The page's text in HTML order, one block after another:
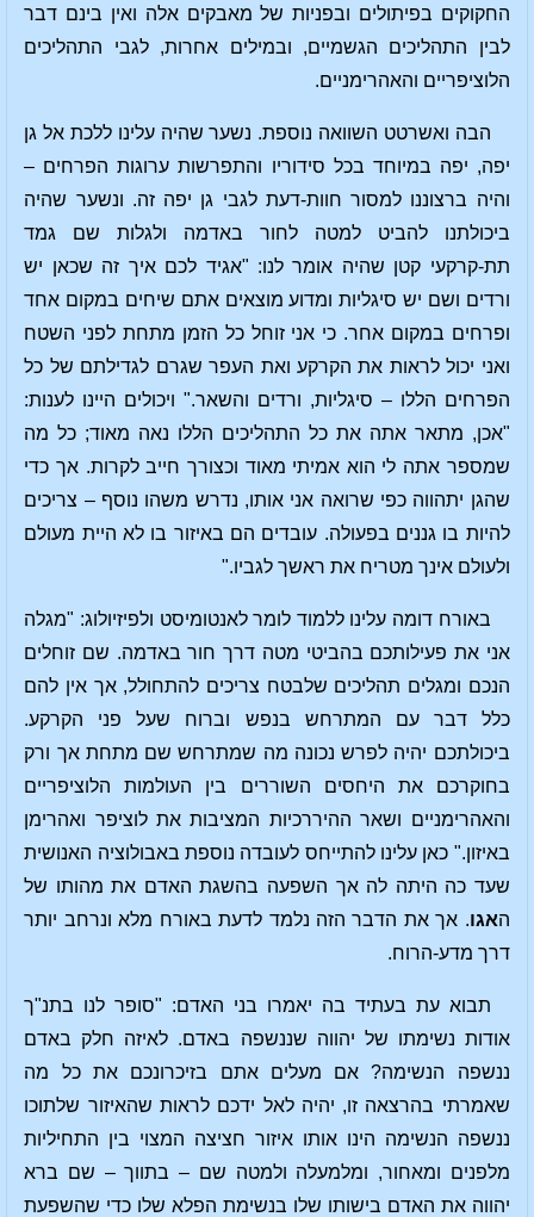
החקוקים בפיתולים ובפניות של מאבקים אלה ואין בינם דבר
לבין התהליכים הגשמיים, ובמילים אחרות, לגבי התהליכים
הלוציפריים והאהרימניים.
הבה ואשרטט השוואה נוספת. נשער שהיה עלינו ללכת אל גן
יפה, יפה במיוחד בכל סידוריו והתפרשות ערוגות הפרחים –
והיה ברצוננו למסור חוות-דעת לגבי גן יפה זה. ונשער שהיה
ביכולתנו להביט למטה לחור באדמה ולגלות שם גמד
תת-קרקעי קטן שהיה אומר לנו: "אגיד לכם איך זה שכאן יש
ורדים ושם יש סיגליות ומדוע מוצאים אתם שיחים במקום אחד
ופרחים במקום אחר. כי אני זוחל כל הזמן מתחת לפני השטח
ואני יכול לראות את הקרקע ואת העפר שגרם לגדילתם של כל
הפרחים הללו – סיגליות, ורדים והשאר." ויכולים היינו לענות:
"אכן, מתאר אתה את כל התהליכים הללו נאה מאוד; כל מה
שמספר אתה לי הוא אמיתי מאוד וכצורך חייב לקרות. אך כדי
שהגן יתהווה כפי שרואה אני אותו, נדרש משהו נוסף – צריכים
להיות בו גננים בפעולה. עובדים הם באיזור בו לא היית מעולם
ולעולם אינך מטריח את ראשך לגביו."
באורח דומה עלינו ללמוד לומר לאנטומיסט ולפיזיולוג: "מגלה
אני את פעילותכם בהביטי מטה דרך חור באדמה. שם זוחלים
הנכם ומגלים תהליכים שלבטח צריכים להתחולל, אך אין להם
כלל דבר עם המתרחש בנפש וברוח שעל פני הקרקע.
ביכולתכם יהיה לפרש נכונה מה שמתרחש שם מתחת אך ורק
בחוקרכם את היחסים השוררים בין העולמות הלוציפריים
והאהרימניים ושאר ההיררכיות המציבות את לוציפר ואהרימן
באיזון." כאן עלינו להתייחס לעובדה נוספת באבולוציה האנושית
שעד כה היתה לה אך השפעה בהשגת האדם את מהותו של
האגו. אך את הדבר הזה נלמד לדעת באורח מלא ונרחב יותר
דרך מדע-הרוח.
תבוא עת בעתיד בה יאמרו בני האדם: "סופר לנו בתנ"ך
אודות נשימתו של יהווה שננשפה באדם. לאיזה חלק באדם
ננשפה הנשימה? אם מעלים אתם בזיכרונכם את כל מה
שאמרתי בהרצאה זו, יהיה לאל ידכם לראות שהאיזור שלתוכו
ננשפה הנשימה הינו אותו איזור חציצה המצוי בין התחיליות
מלפנים ומאחור, ומלמעלה ולמטה שם – בתווך – שם ברא
יהווה את האדם בישותו שלו בנשימת הפלא שלו כדי שהשפעת